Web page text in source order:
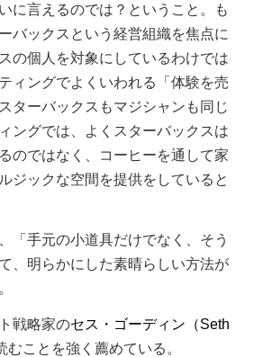
に言えるのでは？ということ。も
バックスという経営組織を焦点に
の個人を対象にしているわけでは
ィングでよくいわれる「体験を売
ターバックスもマジシャンも同じ
ングでは、よくスターバックスは
のではなく、コーヒーを通して家
ジックな空間を提供をしていると
「手元の小道具だけでなく、そう
、明らかにした素晴らしい方法が
戦略家のセス・ゴーディン（Seth
むことを強く薦めている。